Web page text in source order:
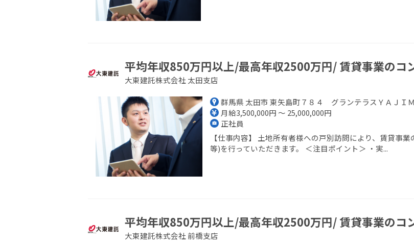
平均年収850万円以上/最高年収2500万円/ 賃貸事業のコ
大東建託株式会社 太田支店
群馬県 太田市 東矢島町７８４ グランテラスＹＡＪＩ
月給3,500,000円 ～ 25,000,000円
正社員
【仕事内容】 土地所有者様への戸別訪問により、賃貸事
等)を行っていただきます。 ＜注目ポイント＞ ・実...
平均年収850万円以上/最高年収2500万円/ 賃貸事業のコ
大東建託株式会社 前橋支店